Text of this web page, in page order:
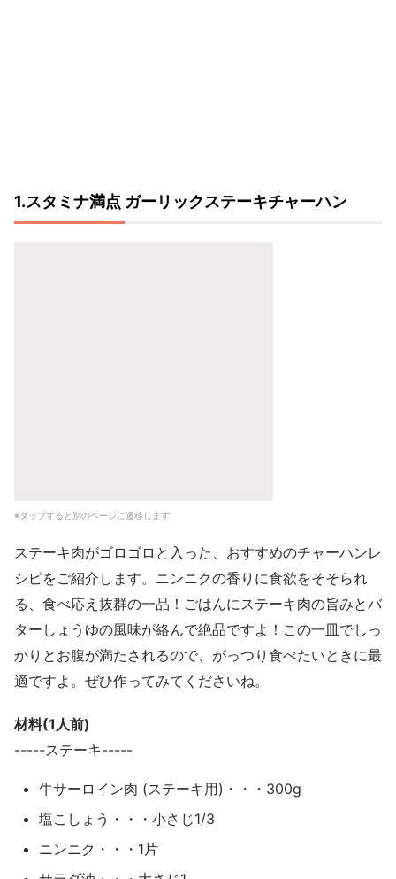
1.スタミナ満点 ガーリックステーキチャーハン
※タップすると別のページに遷移します
ステーキ肉がゴロゴロと入った、おすすめのチャーハンレ
シピをご紹介します。ニンニクの香りに食欲をそそられ
る、食べ応え抜群の一品！ごはんにステーキ肉の旨みとバ
ターしょうゆの風味が絡んで絶品ですよ！この一皿でしっ
かりとお腹が満たされるので、がっつり食べたいときに最
適ですよ。ぜひ作ってみてくださいね。
材料(1人前)
-----ステーキ-----
牛サーロイン肉 (ステーキ用)・・・300g
塩こしょう・・・小さじ1/3
ニンニク・・・1片